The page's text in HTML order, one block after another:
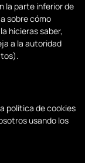
la parte inferior de
sobre cómo
hicieras saber,
a la autoridad
política de cookies
usando los